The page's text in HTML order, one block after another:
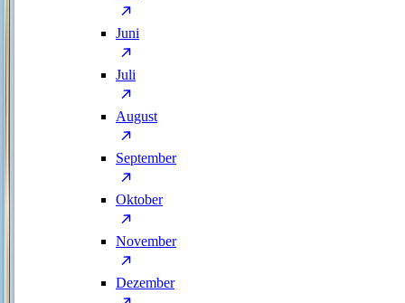
Juni
Juli
August
September
Oktober
November
Dezember